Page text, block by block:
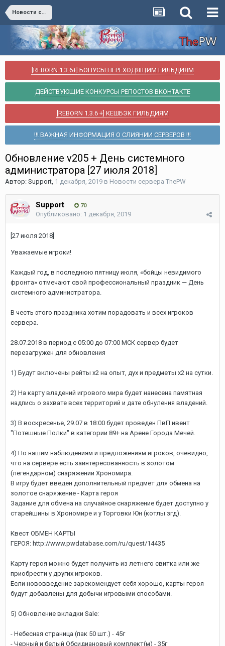
Новости сервера ThePW
[REBORN 1.3.6+] БОНУСЫ ПЕРЕХОДЯЩИМ ГИЛЬДИЯМ
ДЕЙСТВУЮЩИЕ КОНКУРСЫ РЕПОСТОВ ВКОНТАКТЕ
[REBORN 1.3.6 +] КЕШБЭК ГИЛЬДИЯМ
!!! ВАЖНАЯ ИНФОРМАЦИЯ О СЛИЯНИИ СЕРВЕРОВ !!!
Обновление v205 + День системного
администратора [27 июля 2018]
Автор: Support, 1 декабря, 2019 в Новости сервера ThePW
Support 70
Опубликовано: 1 декабря, 2019
[27 июля 2018]
Уважаемые игроки!
Каждый год, в последнюю пятницу июля, «бойцы невидимого
фронта» отмечают свой профессиональный праздник — День
системного администратора.
В честь этого праздника хотим порадовать и всех игроков
сервера.
28.07.2018 в период с 05:00 до 07:00 МСК сервер будет
перезагружен для обновления
1) Будут включены рейты х2 на опыт, дух и предметы х2 на сутки.
2) На карту владений игрового мира будет нанесена памятная
надпись о захвате всех территорий и дате обнуления владений.
3) В воскресенье, 29.07 в 18:00 будет проведен ПвП ивент
"Потешные Полки" в категории 89+ на Арене Города Мечей.
4) По нашим наблюдениям и предложениям игроков, очевидно,
что на сервере есть заинтересованность в золотом
(легендарном) снаряжении Хрономира.
В игру будет введен дополнительный предмет для обмена на
золотое снаряжение - Карта героя
Задание для обмена на случайное снаряжение будет доступно у
старейшины в Хрономире и у Торговки Юн (котлы згд).
Квест ОБМЕН КАРТЫ
ГЕРОЯ: http://www.pwdatabase.com/ru/quest/14435
Карту героя можно будет получить из летнего свитка или же
приобрести у других игроков.
Если нововведение зарекомендует себя хорошо, карты героя
будут добавлены для добычи игровыми способами.
5) Обновление вкладки Sale:
- Небесная страница (пак 50 шт.) - 45г
- Черный и белый Обсидиановый комплект(м) - 35г